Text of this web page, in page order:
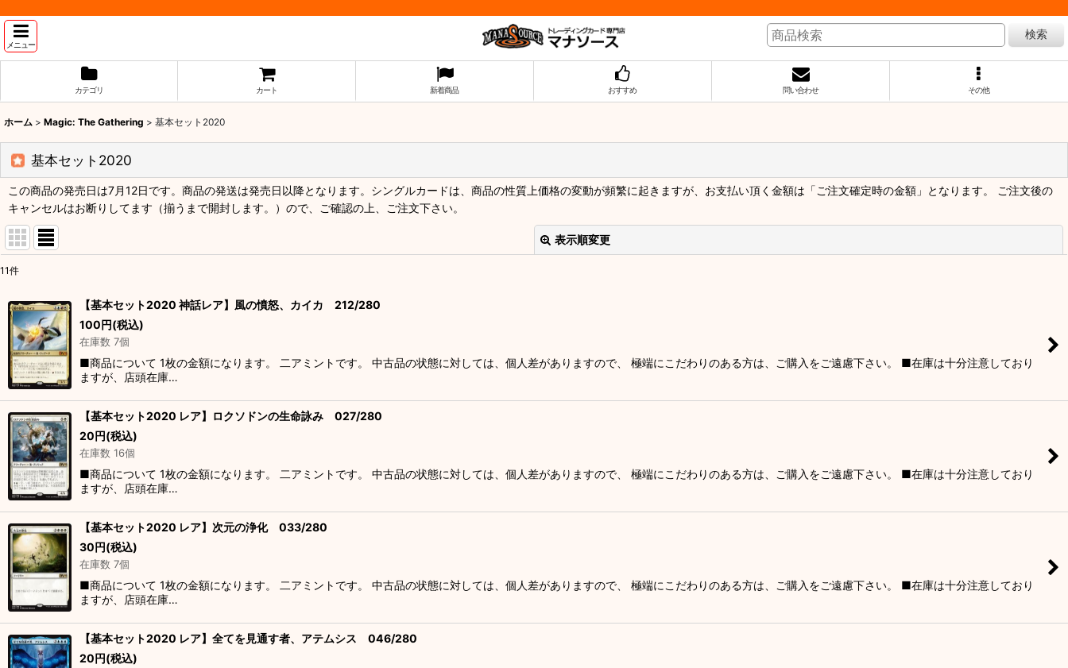
メニュー
検索
カテゴリ カート 新着商品 おすすめ 問い合わせ その他
ホーム > Magic: The Gathering > 基本セット2020
基本セット2020
この商品の発売日は7月12日です。商品の発送は発売日以降となります。シングルカードは、商品の性質上価格の変動が頻繁に起きますが、お支払い頂く金額は「ご注文確定時の金額」となります。 ご注文後の
キャンセルはお断りしてます（揃うまで開封します。）ので、ご確認の上、ご注文下さい。
表示順変更
並び順:
絞り込む
11件
【基本セット2020 神話レア】風の憤怒、カイカ 212/280
100円(税込)
在庫数 7個
■商品について 1枚の金額になります。 二アミントです。 中古品の状態に対しては、個人差がありますので、 極端にこだわりのある方は、ご購入をご遠慮下さい。 ■在庫は十分注意しており
ますが、店頭在庫…
【基本セット2020 レア】ロクソドンの生命詠み 027/280
20円(税込)
在庫数 16個
■商品について 1枚の金額になります。 二アミントです。 中古品の状態に対しては、個人差がありますので、 極端にこだわりのある方は、ご購入をご遠慮下さい。 ■在庫は十分注意しており
ますが、店頭在庫…
【基本セット2020 レア】次元の浄化 033/280
30円(税込)
在庫数 7個
■商品について 1枚の金額になります。 二アミントです。 中古品の状態に対しては、個人差がありますので、 極端にこだわりのある方は、ご購入をご遠慮下さい。 ■在庫は十分注意しており
ますが、店頭在庫…
【基本セット2020 レア】全てを見通す者、アテムシス 046/280
20円(税込)